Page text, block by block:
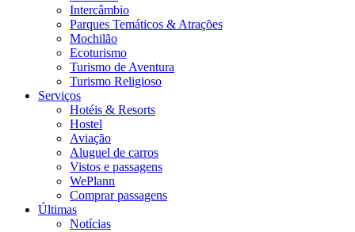
Intercâmbio
Parques Temáticos & Atrações
Mochilão
Ecoturismo
Turismo de Aventura
Turismo Religioso
Serviços
Hotéis & Resorts
Hostel
Aviação
Aluguel de carros
Vistos e passagens
WePlann
Comprar passagens
Últimas
Notícias